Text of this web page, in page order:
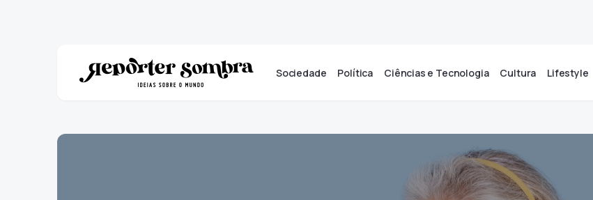
Sociedade Política Ciências e Tecnologia Cultura Lifestyle